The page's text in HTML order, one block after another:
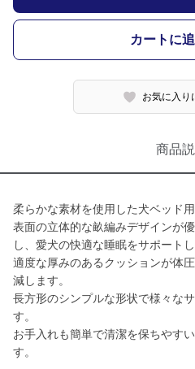
カートに
お気に入り
商品
柔らかな素材を使用した犬ベッド用
表面の立体的な畝編みデザインが
し、愛犬の快適な睡眠をサポートし
適度な厚みのあるクッションが体
減します。
長方形のシンプルな形状で様々な
す。
お手入れも簡単で清潔を保ちやす
す。